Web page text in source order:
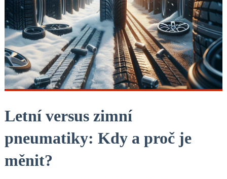
Letní versus zimní
pneumatiky: Kdy‌ a ‌proč je
měnit?